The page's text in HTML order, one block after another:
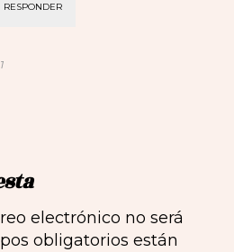
RESPONDER
electrónico no será
obligatorios están